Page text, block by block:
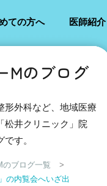
ての方へ 医師紹介
Mのブログ
形外科など、地域医療
松井クリニック」院
す。
のブログ一覧
>
の内覧会へいざ出